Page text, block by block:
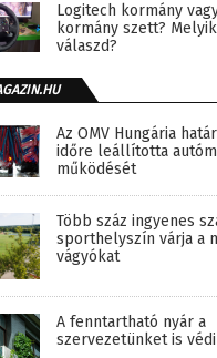
Logitech kormány
kormány szett?
válaszd?
Az OMV Hungária
időre leállította
működését
Több száz ingyenes
sporthelyszín várja a
vágyókat
A fenntartható nyár a
szervezetünket is védi